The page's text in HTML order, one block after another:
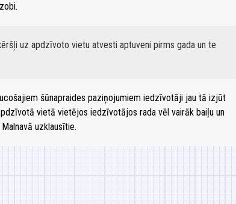
uz apdzīvoto vietu atvesti aptuveni pirms gada un te
šūnapraides paziņojumiem iedzīvotāji jau tā izjūt
vietā vietējos iedzīvotājos rada vēl vairāk baiļu un
uzklausītie.